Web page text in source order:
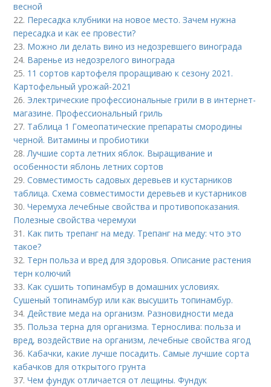
весной
22. Пересадка клубники на новое место. Зачем нужна
пересадка и как ее провести?
23. Можно ли делать вино из недозревшего винограда
24. Варенье из недозрелого винограда
25. 11 сортов картофеля проращиваю к сезону 2021.
Картофельный урожай-2021
26. Электрические профессиональные грили в в интернет-
магазине. Профессиональный гриль
27. Таблица 1 Гомеопатические препараты смородины
черной. Витамины и пробиотики
28.Лучшие сорта летних яблок. Выращивание и
особенности яблонь летних сортов
29.Совместимость садовых деревьев и кустарников
таблица. Схема совместимости деревьев и кустарников
30.Черемуха лечебные свойства и противопоказания.
Полезные свойства черемухи
31. Как пить трепанг на меду. Трепанг на меду: что это
такое?
32. Терн польза и вред для здоровья. Описание растения
терн колючий
33. Как сушить топинамбур в домашних условиях.
Сушеный топинамбур или как высушить топинамбур.
34.Действие меда на организм. Разновидности меда
35. Польза терна для организма. Тернослива: польза и
вред, воздействие на организм, лечебные свойства ягод
36. Кабачки, какие лучше посадить. Самые лучшие сорта
кабачков для открытого грунта
37.Чем фундук отличается от лещины. Фундук